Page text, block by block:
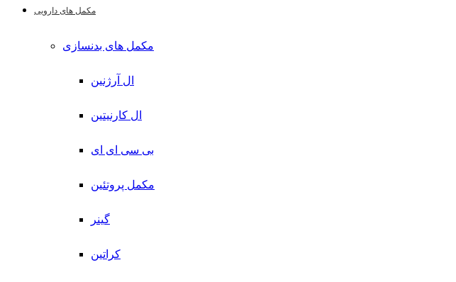
مکمل های دارویی
مکمل های بدنسازی
ال آرژنین
ال کارنیتین
بی سی ای ای
مکمل پروتئین
گینر
کراتین